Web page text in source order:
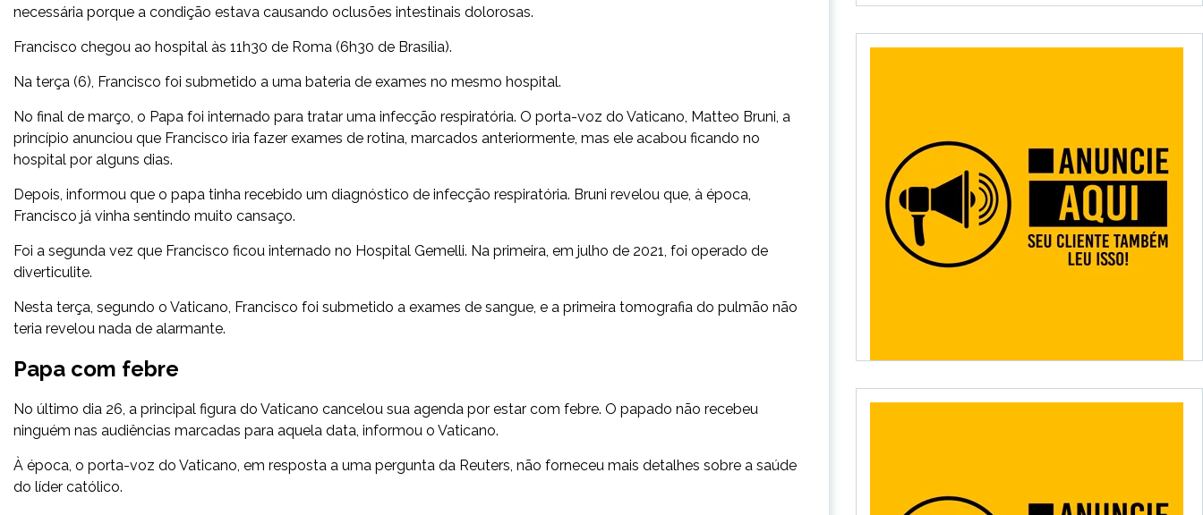
necessária porque a condição estava causando oclusões intestinais dolorosas.
Francisco chegou ao hospital às 11h30 de Roma (6h30 de Brasília).
Na terça (6), Francisco foi submetido a uma bateria de exames no mesmo hospital.
No final de março, o Papa foi internado para tratar uma infecção respiratória. O porta-voz do Vaticano, Matteo Bruni, a
princípio anunciou que Francisco iria fazer exames de rotina, marcados anteriormente, mas ele acabou ficando no
hospital por alguns dias.
Depois, informou que o papa tinha recebido um diagnóstico de infecção respiratória. Bruni revelou que, à época,
Francisco já vinha sentindo muito cansaço.
Foi a segunda vez que Francisco ficou internado no Hospital Gemelli. Na primeira, em julho de 2021, foi operado de
diverticulite.
Nesta terça, segundo o Vaticano, Francisco foi submetido a exames de sangue, e a primeira tomografia do pulmão não
teria revelou nada de alarmante.
Papa com febre
No último dia 26, a principal figura do Vaticano cancelou sua agenda por estar com febre. O papado não recebeu
ninguém nas audiências marcadas para aquela data, informou o Vaticano.
À época, o porta-voz do Vaticano, em resposta a uma pergunta da Reuters, não forneceu mais detalhes sobre a saúde
do líder católico.